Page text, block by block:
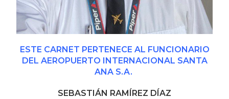
ESTE CARNET PERTENECE AL FUNCIONARIO
DEL AEROPUERTO INTERNACIONAL SANTA
ANA S.A.
SEBASTIÁN RAMÍREZ DÍAZ